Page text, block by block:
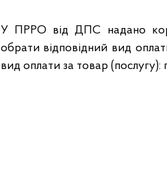
У ПРРО від ДПС надано
обрати відповідний вид
вид оплати за товар